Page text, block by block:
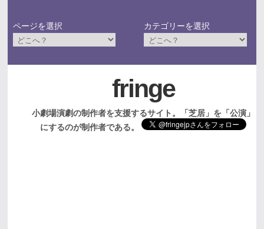
ページを選択 カテゴリーを選択
fringe
小劇場演劇の制作者を支援するサイト。「芝居」を「公演」
にするのが制作者である。